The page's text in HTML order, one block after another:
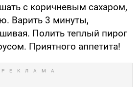
с коричневым сахаром,
Варить 3 минуты,
Полить теплый пирог
Приятного аппетита!